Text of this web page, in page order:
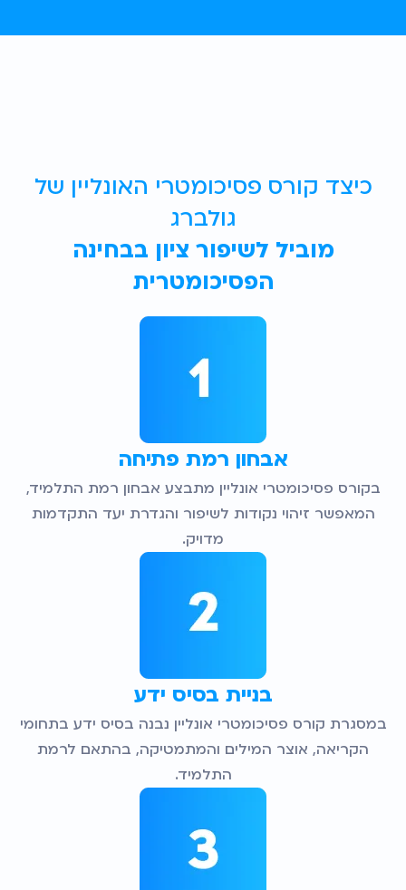
כיצד קורס פסיכומטרי האונליין של
גולברג
מוביל לשיפור ציון בבחינה
הפסיכומטרית
בניית בסיס ידע
במסגרת קורס פסיכומטרי אונליין נבנה בסיס ידע בתחומי
הקריאה, אוצר המילים והמתמטיקה, בהתאם לרמת
התלמיד.
אבחון רמת פתיחה
בקורס פסיכומטרי אונליין מתבצע אבחון רמת התלמיד,
המאפשר זיהוי נקודות לשיפור והגדרת יעד התקדמות
מדויק.